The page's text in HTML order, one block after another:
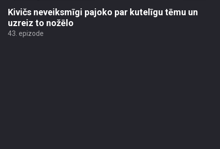
Kivičs neveiksmīgi pajoko par kutelīgu tēmu un
uzreiz to nožēlo
43. epizode